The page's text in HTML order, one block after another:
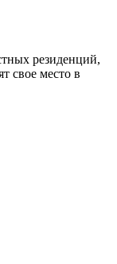
резиденций,
свое место в